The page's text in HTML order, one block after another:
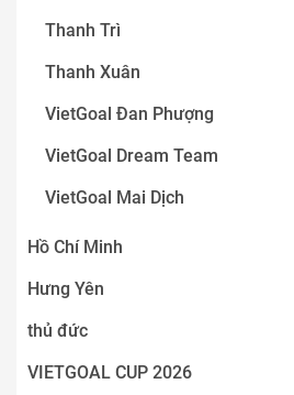
Thanh Trì
Thanh Xuân
VietGoal Đan Phượng
VietGoal Dream Team
VietGoal Mai Dịch
Hồ Chí Minh
Hưng Yên
thủ đức
VIETGOAL CUP 2026